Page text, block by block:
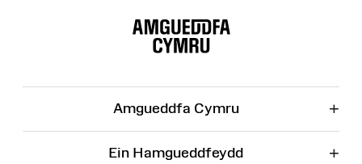
Amgueddfa Cymru +
Ein Hamgueddfeydd +